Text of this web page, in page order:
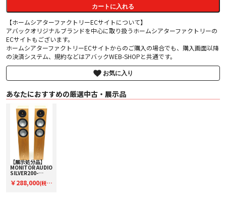
カートに入れる
【ホームシアターファクトリーECサイトについて】
アバックオリジナルブランドを中心に取り扱うホームシアターファクトリーの
ECサイトもございます。
ホームシアターファクトリーECサイトからのご購入の場合でも、購入画面以降
の決済システム、規約などはアバックWEB-SHOPと共通です。
お気に入り
あなたにおすすめの厳選中古・展示品
【展示処分品】
MONITOR AUDIO
SILVER200-
L-SILVER200-
￥288,000(税